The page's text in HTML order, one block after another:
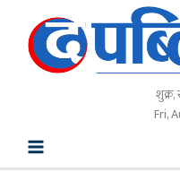
content
शुक्र,
Fri,